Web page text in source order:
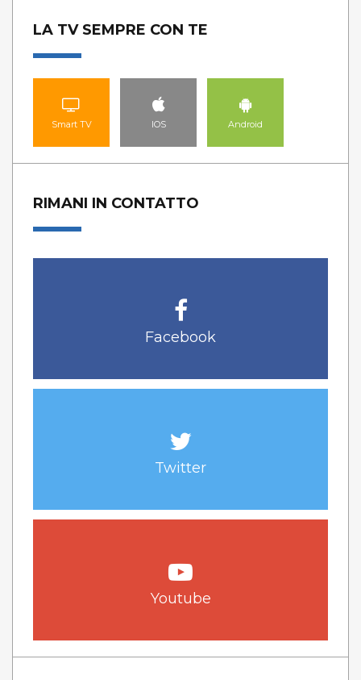
LA TV SEMPRE CON TE
Smart TV IOS Android
RIMANI IN CONTATTO
Facebook
Twitter
Youtube